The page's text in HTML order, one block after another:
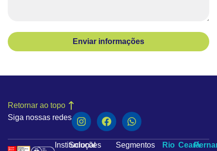
Enviar informações
Siga nossas redes
Retornar ao topo
Institucional
Soluções Segmentos
Rio Ceará